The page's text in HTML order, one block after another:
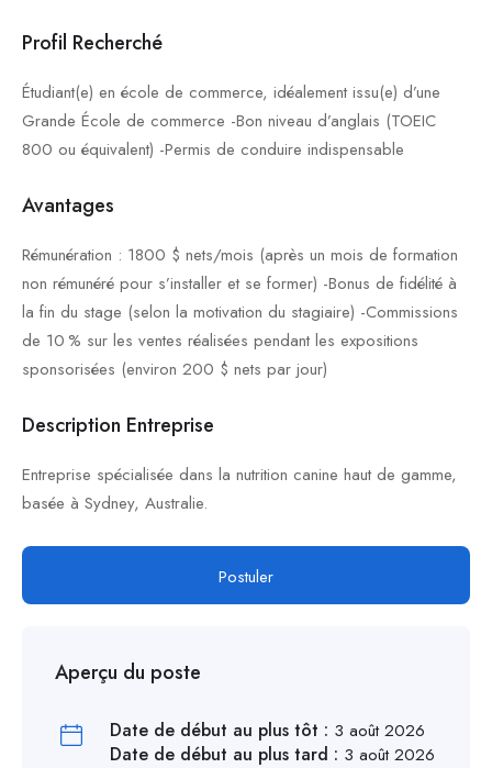
Profil Recherché
Étudiant(e) en école de commerce, idéalement issu(e) d’une
Grande École de commerce -Bon niveau d’anglais (TOEIC
800 ou équivalent) -Permis de conduire indispensable
Avantages
Rémunération : 1800 $ nets/mois (après un mois de formation
non rémunéré pour s’installer et se former) -Bonus de fidélité à
la fin du stage (selon la motivation du stagiaire) -Commissions
de 10 % sur les ventes réalisées pendant les expositions
sponsorisées (environ 200 $ nets par jour)
Description Entreprise
Entreprise spécialisée dans la nutrition canine haut de gamme,
basée à Sydney, Australie.
Postuler
Aperçu du poste
Date de début au plus tôt : 3 août 2026
Date de début au plus tard : 3 août 2026